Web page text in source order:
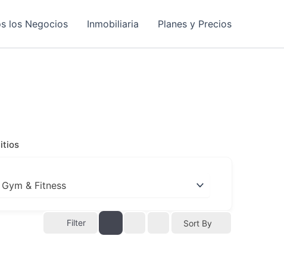
los Negocios Inmobiliaria Planes y Precios
Filter Sort By